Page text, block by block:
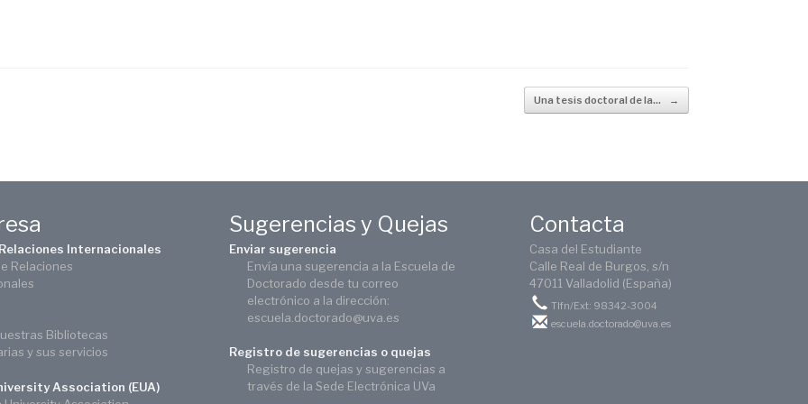
Una tesis doctoral de la… →
Internacionales
Relaciones
Bibliotecas
y sus servicios
Association (EUA)
Sugerencias y Quejas
Enviar sugerencia
Envía una sugerencia a la Escuela de
Doctorado desde tu correo
electrónico a la dirección:
escuela.doctorado@uva.es
Registro de sugerencias o quejas
Registro de quejas y sugerencias a
través de la Sede Electrónica UVa
Contacta
Casa del Estudiante
Calle Real de Burgos, s/n
47011 Valladolid (España)
Tlfn/Ext: 98342-3004
escuela.doctorado@uva.es